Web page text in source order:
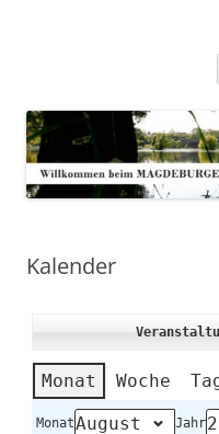
Kalender
Monat Woche
Monat Jahr